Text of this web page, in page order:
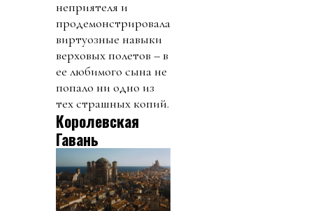
неприятеля и
продемонстрировала
виртуозные навыки
верховых полетов – в
ее любимого сына не
попало ни одно из
тех страшных копий.
Королевская
Гавань